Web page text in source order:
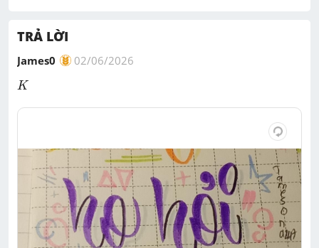
TRẢ LỜI
James0 02/06/2026
K
K